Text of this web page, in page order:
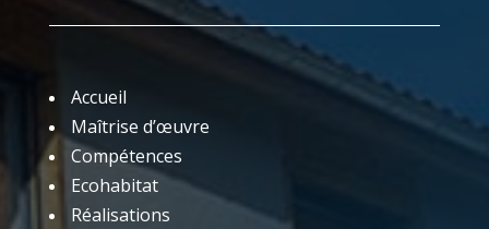
Accueil
Maîtrise d’œuvre
Compétences
Ecohabitat
Réalisations